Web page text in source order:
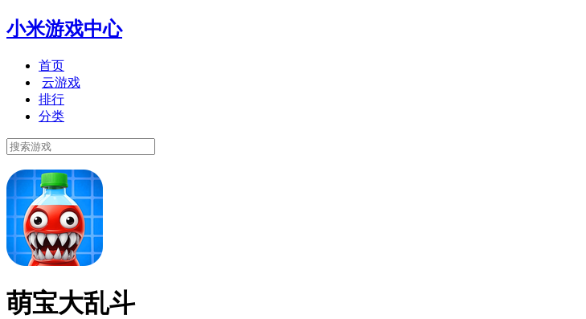
小米游戏中心
首页
云游戏
排行
分类
萌宝大乱斗